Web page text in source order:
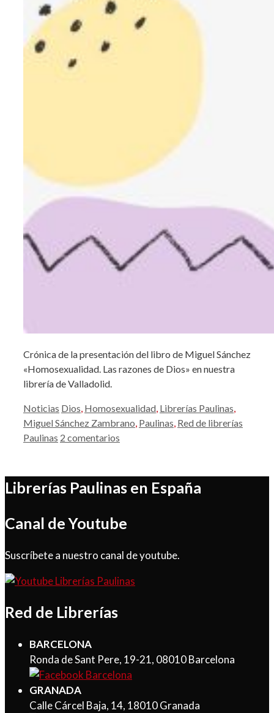
Crónica de la presentación del libro de Miguel Sánchez
«Homosexualidad. Las razones de Dios» en nuestra
librería de Valladolid.
Categorías
Noticias Etiquetas
Dios, Homosexualidad, Librerías Paulinas,
Miguel Sánchez Zambrano, Paulinas, Red de librerías
Paulinas 2 comentarios
Librerías Paulinas en España
Canal de Youtube
Suscríbete a nuestro canal de youtube.
Red de Librerías
BARCELONA
Ronda de Sant Pere, 19-21, 08010 Barcelona
GRANADA
Calle Cárcel Baja, 14, 18010 Granada